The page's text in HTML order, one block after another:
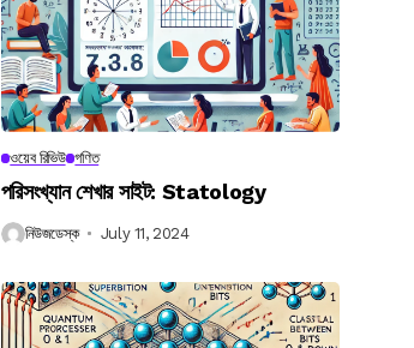
ওয়েব রিভিউ গণিত
পরিসংখ্যান শেখার সাইট: Statology
নিউজডেস্ক July 11, 2024